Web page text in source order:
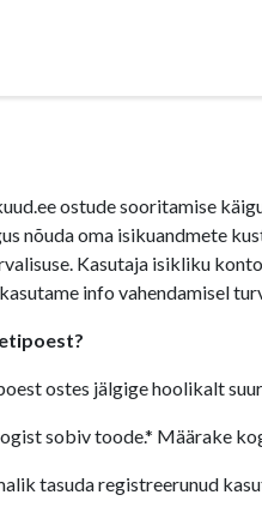
ostude sooritamise
nõuda oma isikuandmete
Kasutaja isikliku
info vahendamisel
ostes jälgige hoolikalt
sobiv toode.* Määrake
tasuda registreerunud